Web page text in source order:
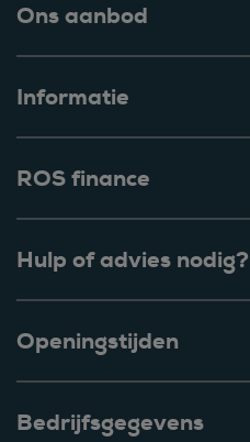
Ons aanbod
Informatie
ROS finance
Hulp of advies nodig?
Openingstijden
Bedrijfsgegevens